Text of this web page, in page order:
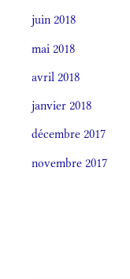
juin 2018
mai 2018
avril 2018
janvier 2018
décembre 2017
novembre 2017